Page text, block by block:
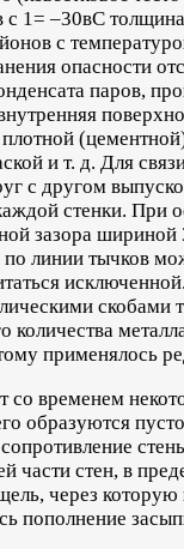
с 1= –30вС
с
опасности
паров,
и т. д. Для
с другом
стенки. При
зазора шириной
линии тычков
скобами
количества
применялось
со временем
образуются
части стен, в
через
пополнение